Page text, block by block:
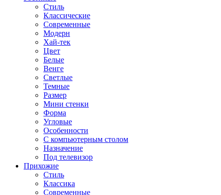
Стиль
Классические
Современные
Модерн
Хай-тек
Цвет
Белые
Венге
Светлые
Темные
Размер
Мини стенки
Форма
Угловые
Особенности
С компьютерным столом
Назначение
Под телевизор
Прихожие
Стиль
Классика
Современные